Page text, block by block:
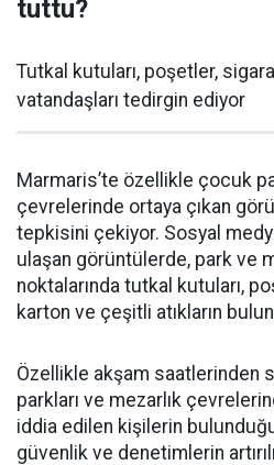
tuttu?
Tutkal kutuları, poşetler,
vatandaşları tedirgin ediyor
Marmaris’te özellikle çocuk
çevrelerinde ortaya çıkan
tepkisini çekiyor. Sosyal
ulaşan görüntülerde, park ve
noktalarında tutkal kutuları,
karton ve çeşitli atıkların
Özellikle akşam saatlerinden
parkları ve mezarlık
iddia edilen kişilerin
güvenlik ve denetimlerin